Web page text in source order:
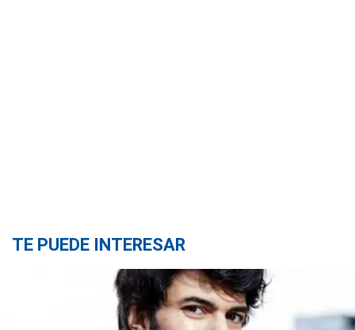
TE PUEDE INTERESAR